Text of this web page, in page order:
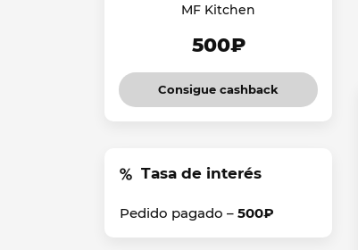
MF Kitchen
500₽
Consigue cashback
Tasa de interés
Pedido pagado – 500₽